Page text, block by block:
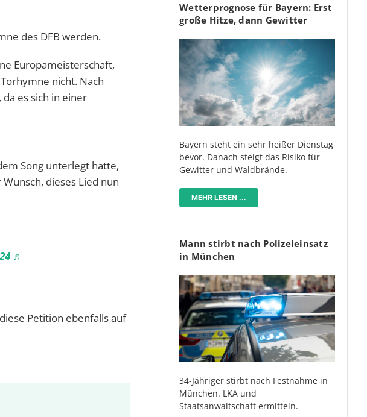
des DFB werden.
Europameisterschaft,
nicht. Nach
es sich in einer
Song unterlegt hatte,
dieses Lied nun
♬
Petition ebenfalls auf
Wetterprognose für Bayern: Erst
große Hitze, dann Gewitter
Bayern steht ein sehr heißer Dienstag
bevor. Danach steigt das Risiko für
Gewitter und Waldbrände.
MEHR LESEN ...
Mann stirbt nach Polizeieinsatz
in München
34-Jähriger stirbt nach Festnahme in
München. LKA und
Staatsanwaltschaft ermitteln.